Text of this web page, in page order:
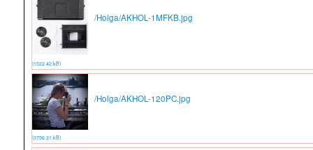
/Holga/AKHOL-1MFKB.jpg
(1522.42 kB)
/Holga/AKHOL-120PC.jpg
(3756.31 kB)